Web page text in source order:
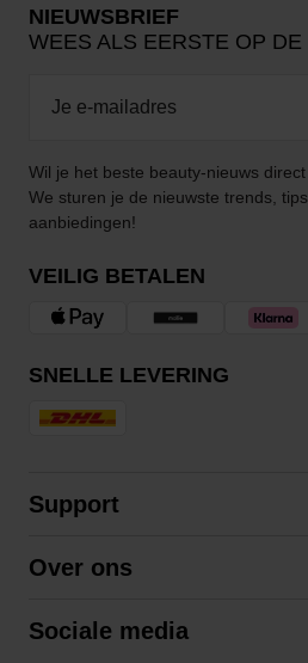
NIEUWSBRIEF
WEES ALS EERSTE OP DE
Wil je het beste beauty-nieuws
We sturen je de nieuwste trends,
aanbiedingen!
VEILIG BETALEN
SNELLE LEVERING
Support
Algemene voorwaarden
Over ons
Sociale media